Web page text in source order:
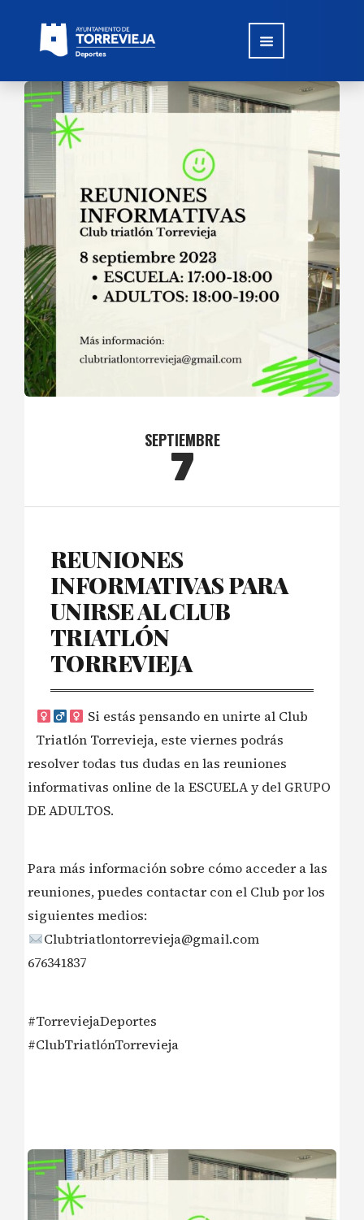
SEPTIEMBRE
7
REUNIONES
INFORMATIVAS PARA
UNIRSE AL CLUB
TRIATLÓN
TORREVIEJA
Si estás pensando en unirte al Club
Triatlón Torrevieja, este viernes podrás
resolver todas tus dudas en las reuniones
informativas online de la ESCUELA y del GRUPO
DE ADULTOS.
Para más información sobre cómo acceder a las
reuniones, puedes contactar con el Club por los
siguientes medios:
Clubtriatlontorrevieja@gmail.com
676341837
#TorreviejaDeportes
#ClubTriatlónTorrevieja